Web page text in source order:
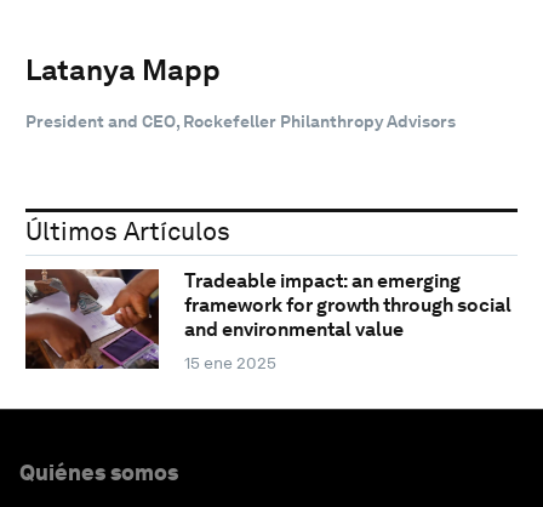
Latanya Mapp
President and CEO, Rockefeller Philanthropy Advisors
Últimos Artículos
Tradeable impact: an emerging
framework for growth through social
and environmental value
15 ene 2025
Quiénes somos